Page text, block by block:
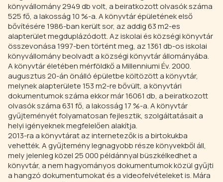
könyvállomány 2949 db volt, a beiratkozott olvasók száma
525 fő, a lakosság 10 %-a. A könyvtár épületének első
bővítésére 1986-ban került sor, az addig 63 m2-es
alapterület megduplázódott. Az iskolai és községi könyvtár
összevonása 1997-ben történt meg, az 1361 db-os iskolai
könyvállomány beolvadt a községi könyvtár állományába.
A könyvtár életében mérföldkő a Millenniumi Év. 2000.
augusztus 20-án önálló épületbe költözött a könyvtár,
melynek alapterülete 153 m2-re bővült, a könyvtári
dokumentumok száma ekkor már 16061 db, a beiratkozott
olvasók száma 631 fő, a lakosság 17 %-a. A könyvtár
gyűjteményét folyamatosan fejlesztik, szolgáltatásait a
helyi igényeknek megfelelően alakítja.
2013-ra a könyvtárat az internetezők is a birtokukba
vehették. A gyűjtemény legnagyobb része könyvekből áll,
mely jelenleg közel 25 000 példánnyal büszkélkedhet a
könyvtár, a nem hagyományos dokumentumok közül gyűjti
a hangzó dokumentumokat és a videofelvételeket is. Mára